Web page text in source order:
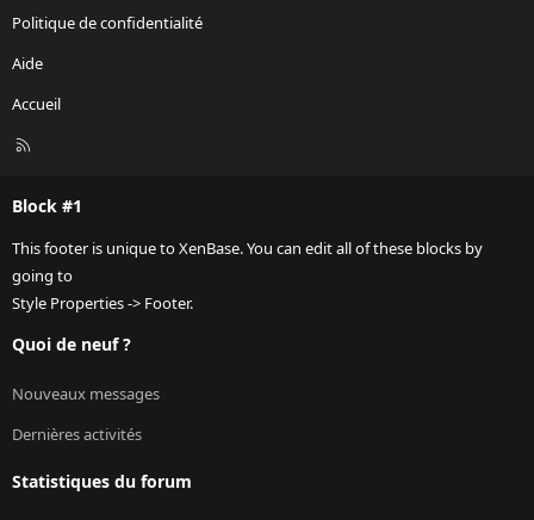
Politique de confidentialité
Aide
Accueil
R
Block #1
This footer is unique to XenBase. You can edit all of these blocks by
going to
Style Properties -> Footer.
Quoi de neuf ?
Nouveaux messages
Dernières activités
Statistiques du forum